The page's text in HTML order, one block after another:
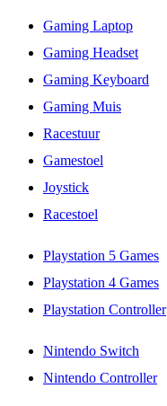
Gaming Laptop
Gaming Headset
Gaming Keyboard
Gaming Muis
Racestuur
Gamestoel
Joystick
Racestoel
Playstation 5 Games
Playstation 4 Games
Playstation Controller
Nintendo Switch
Nintendo Controller